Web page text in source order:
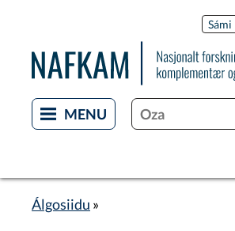
content
Sámi
Álgosiidu